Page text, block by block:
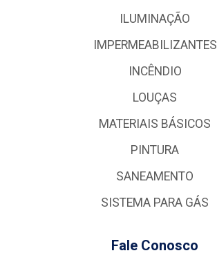
ILUMINAÇÃO
IMPERMEABILIZANTES
INCÊNDIO
LOUÇAS
MATERIAIS BÁSICOS
PINTURA
SANEAMENTO
SISTEMA PARA GÁS
Fale Conosco